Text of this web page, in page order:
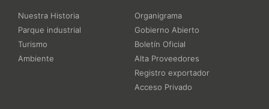
Nuestra Historia
Parque industrial
Turismo
Ambiente
Organigrama
Gobierno Abierto
Boletín Oficial
Alta Proveedores
Registro exportador
Acceso Privado